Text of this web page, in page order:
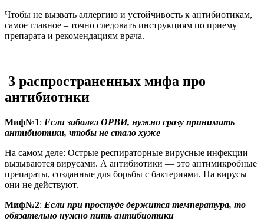
Чтобы не вызвать аллергию и устойчивость к антибиотикам,
самое главное – точно следовать инструкциям по приему
препарата и рекомендациям врача.
3 распространенных мифа про
антибиотики
Миф№1: Если заболел ОРВИ, нужно сразу принимать
антибиотики, чтобы не стало хуже
На самом деле: Острые респираторные вирусные инфекции
вызываются вирусами. А антибиотики — это антимикробные
препараты, созданные для борьбы с бактериями. На вирусы
они не действуют.
Миф№2: Если при простуде держится температура, то
обязательно нужно пить антибиотики